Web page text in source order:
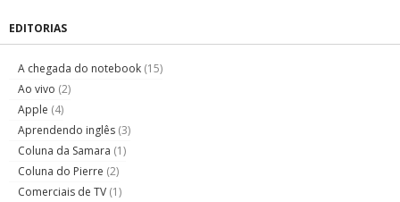
EDITORIAS
A chegada do notebook (15)
Ao vivo (2)
Apple (4)
Aprendendo inglês (3)
Coluna da Samara (1)
Coluna do Pierre (2)
Comerciais de TV (1)